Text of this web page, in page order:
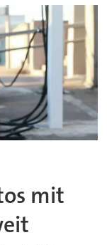
mit